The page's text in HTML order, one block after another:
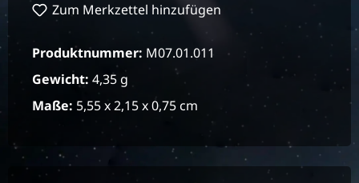
Zum Merkzettel hinzufügen
Produktnummer: M07.01.011
Gewicht: 4,35 g
Maße: 5,55 x 2,15 x 0,75 cm